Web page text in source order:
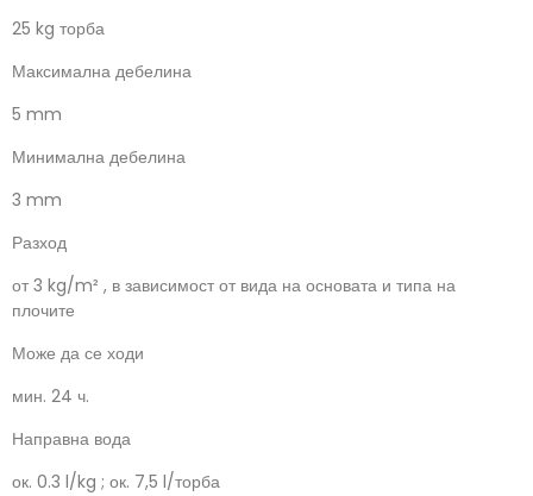
25 kg торба
Максимална дебелина
5 mm
Минимална дебелина
3 mm
Разход
от 3 kg/m² , в зависимост от вида на основата и типа на
плочите
Може да се ходи
мин. 24 ч.
Направна вода
ок. 0.3 l/kg ; ок. 7,5 l/торба